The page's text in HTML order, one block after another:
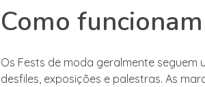
Como
Os Fests de moda geralmente
desfiles, exposições e palestras. As